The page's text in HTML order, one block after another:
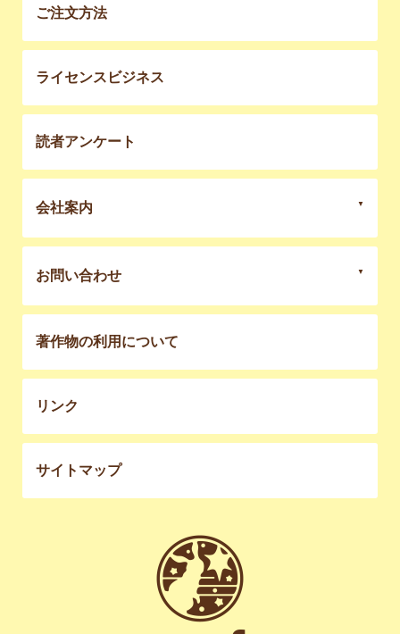
ご注文方法
ライセンスビジネス
読者アンケート
会社案内
お問い合わせ
著作物の利用について
リンク
サイトマップ